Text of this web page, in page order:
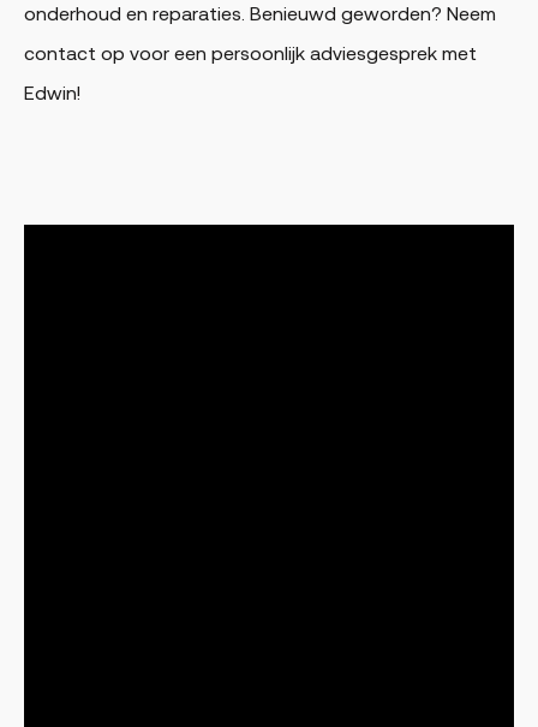
onderhoud en reparaties. Benieuwd geworden? Neem
contact op voor een persoonlijk adviesgesprek met
Edwin!